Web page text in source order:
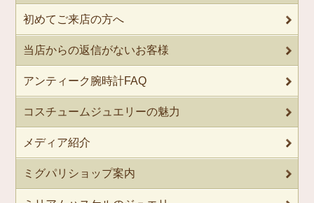
初めてご来店の方へ
当店からの返信がないお客様
アンティーク腕時計FAQ
コスチュームジュエリーの魅力
メディア紹介
ミグパリショップ案内